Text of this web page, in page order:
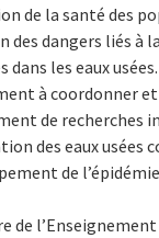
de la santé des
des dangers liés à
dans les eaux
à coordonner
de recherches
des eaux usées
de
de